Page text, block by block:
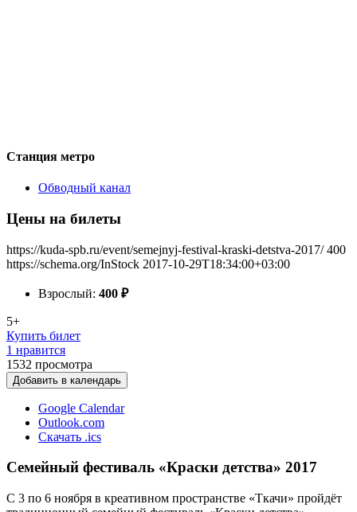
Станция метро
Обводный канал
Цены на билеты
https://kuda-spb.ru/event/semejnyj-festival-kraski-detstva-2017/ 400
https://schema.org/InStock 2017-10-29T18:34:00+03:00
Взрослый: 400 ₽
5+
Купить билет
1 нравится
1532 просмотра
Добавить в календарь
Google Calendar
Outlook.com
Скачать .ics
Семейный фестиваль «Краски детства» 2017
С 3 по 6 ноября в креативном пространстве «Ткачи» пройдёт